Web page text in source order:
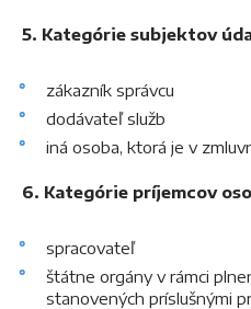
5. Kategórie subjektov
zákazník správcu
dodávateľ služb
iná osoba, ktorá je v
6. Kategórie príjemcov
spracovateľ
štátne orgány v rámci
stanovených príslušnými